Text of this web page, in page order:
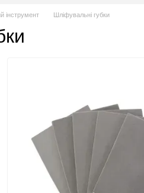
інструмент Шліфувальні губки